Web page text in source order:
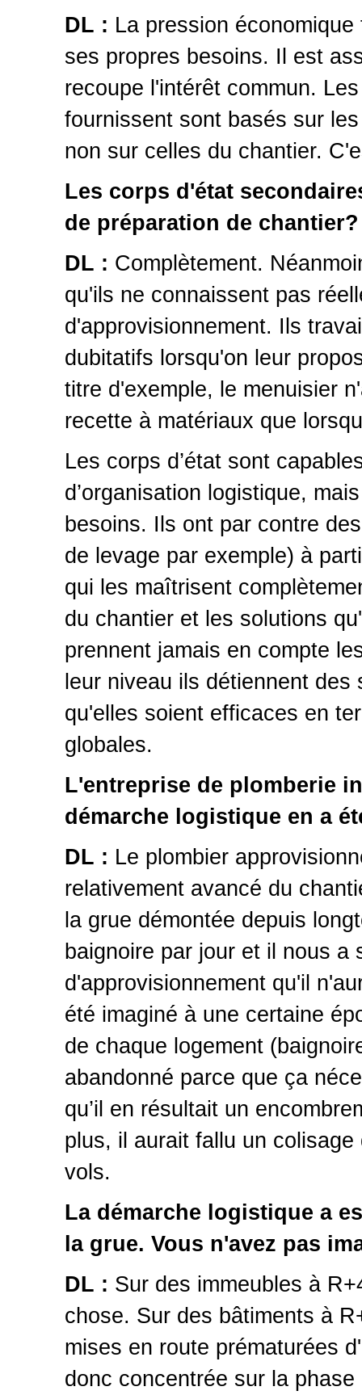
DL : La pression
ses propres besoins. Il est
recoupe l'intérêt commun.
fournissent sont basés sur
non sur celles du chantier.
Les corps d'état
de préparation de chantier?
DL : Complètement.
qu'ils ne connaissent pas
d'approvisionnement. Ils
dubitatifs lorsqu'on leur
titre d'exemple, le menuisier
recette à matériaux que
Les corps d’état sont
d’organisation logistique,
besoins. Ils ont par contre
de levage par exemple) à
qui les maîtrisent
du chantier et les solutions
prennent jamais en compte
leur niveau ils détiennent
qu'elles soient efficaces en
globales.
L'entreprise de plomberie
démarche logistique en a
DL : Le plombier
relativement avancé du
la grue démontée depuis
baignoire par jour et il nous a
d'approvisionnement qu'il
été imaginé à une certaine
de chaque logement
abandonné parce que ça
qu’il en résultait un
plus, il aurait fallu un
vols.
La démarche logistique a
la grue. Vous n'avez pas
DL : Sur des immeubles à
chose. Sur des bâtiments à
mises en route prématurées
donc concentrée sur la